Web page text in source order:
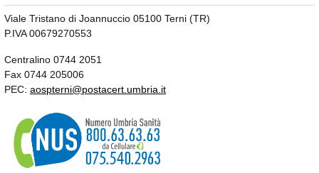
Viale Tristano di Joannuccio 05100 Terni (TR)
P.IVA 00679270553
Centralino 0744 2051
Fax 0744 205006
PEC: aospterni@postacert.umbria.it